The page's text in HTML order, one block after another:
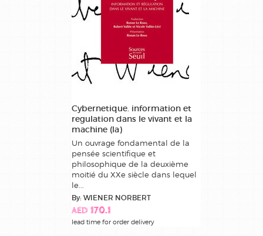
Cybernetique. information et
regulation dans le vivant et la
machine (la)
Un ouvrage fondamental de la
pensée scientifique et
philosophique de la deuxième
moitié du XXe siècle dans lequel
le...
By: WIENER NORBERT
AED 170.1
lead time for order delivery